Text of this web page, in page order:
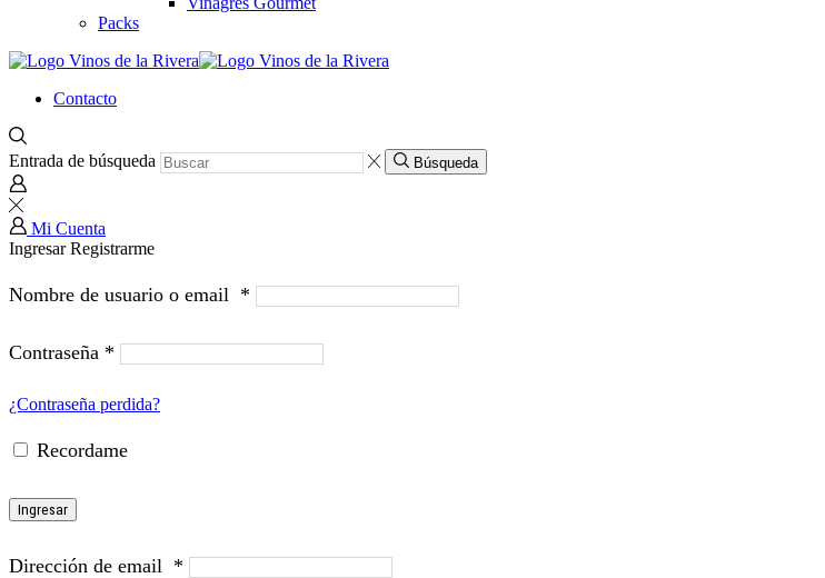
Packs
Contacto
Entrada de búsqueda Búsqueda
Mi Cuenta
IngresarRegistrarme
Nombre de usuario o email *
Contraseña *
¿Contraseña perdida?
Recordame
Ingresar
Dirección de email *